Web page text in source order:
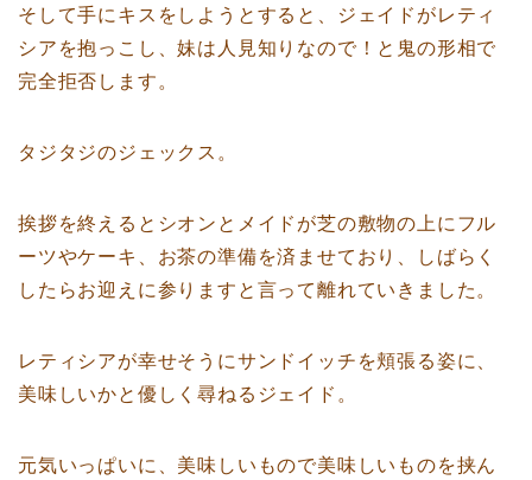
そして手にキスをしようとすると、ジェイドがレティ
シアを抱っこし、妹は人見知りなので！と鬼の形相で
完全拒否します。
タジタジのジェックス。
挨拶を終えるとシオンとメイドが芝の敷物の上にフル
ーツやケーキ、お茶の準備を済ませており、しばらく
したらお迎えに参りますと言って離れていきました。
レティシアが幸せそうにサンドイッチを頬張る姿に、
美味しいかと優しく尋ねるジェイド。
元気いっぱいに、美味しいもので美味しいものを挟ん